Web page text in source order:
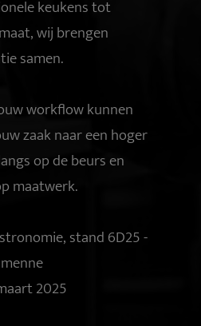
keukens tot
wij brengen
samen.
workflow kunnen
zaak naar een hoger
op de beurs en
maatwerk.
stand 6D25 -
2025